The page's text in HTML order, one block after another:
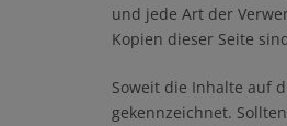
und jede Art der
Kopien dieser Seite
Soweit die Inhalte auf
gekennzeichnet.